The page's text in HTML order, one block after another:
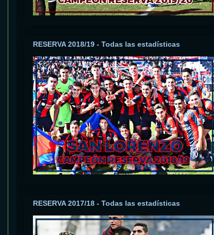
RESERVA 2018/19 - Todas las estadísticas
RESERVA 2017/18 - Todas las estadísticas